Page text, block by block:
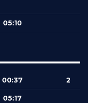
05:10
00:37 2
05:17